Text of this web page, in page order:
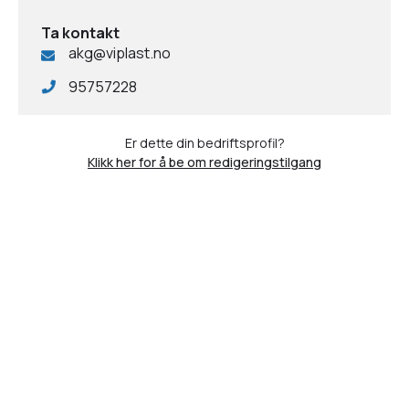
Ta kontakt
akg@viplast.no
95757228
Er dette din bedriftsprofil?
Klikk her for å be om redigeringstilgang